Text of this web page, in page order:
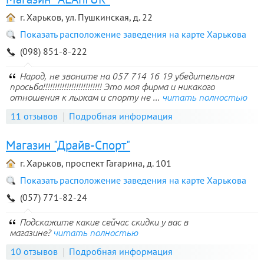
г. Харьков, ул. Пушкинская, д. 22
Показать расположение заведения на карте Харькова
(098) 851-8-222
Народ, не звоните на 057 714 16 19 убедительная
просьба!!!!!!!!!!!!!!!!!!!!!!!!! Это моя фирма и никакого
отношения к лыжам и спорту не ... читать полностью
11 отзывов Подробная информация
Магазин "Драйв-Спорт"
г. Харьков, проспект Гагарина, д. 101
Показать расположение заведения на карте Харькова
(057) 771-82-24
Подскажите какие сейчас скидки у вас в
магазине? читать полностью
10 отзывов Подробная информация